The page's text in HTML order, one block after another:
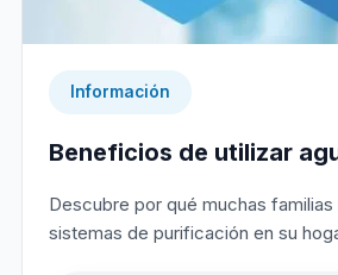
Información
Beneficios de utilizar
Descubre por qué muchas familias
sistemas de purificación en su